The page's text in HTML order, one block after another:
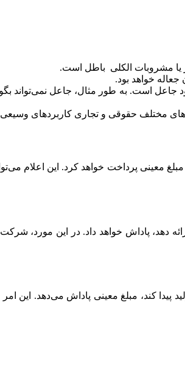
یا مشروبات الکلی باطل است.
خواهد بود.
جاعل است. به طور مثال، جاعل نمی‌تواند
مختلف حقوقی و تجاری کاربردهای وسیعی
معینی پرداخت خواهد کرد. این اعلام
پاداش خواهد داد. در این مورد، شرکت
کند، مبلغ معینی پاداش می‌دهد. این امر